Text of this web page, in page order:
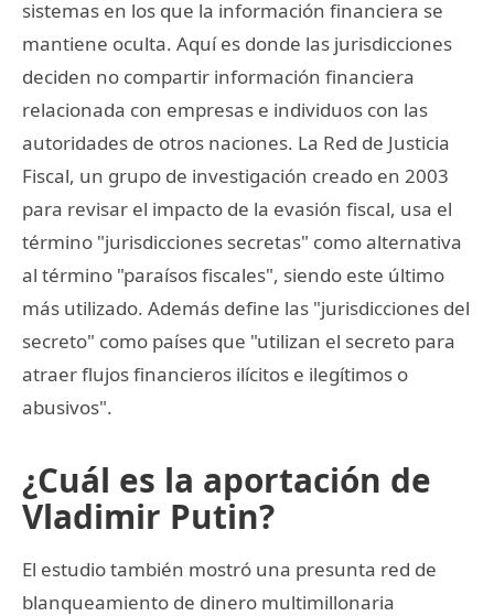
sistemas en los que la información financiera se
mantiene oculta. Aquí es donde las jurisdicciones
deciden no compartir información financiera
relacionada con empresas e individuos con las
autoridades de otros naciones. La Red de Justicia
Fiscal, un grupo de investigación creado en 2003
para revisar el impacto de la evasión fiscal, usa el
término "jurisdicciones secretas" como alternativa
al término "paraísos fiscales", siendo este último
más utilizado. Además define las "jurisdicciones del
secreto" como países que "utilizan el secreto para
atraer flujos financieros ilícitos e ilegítimos o
abusivos".
¿Cuál es la aportación de
Vladimir Putin?
El estudio también mostró una presunta red de
blanqueamiento de dinero multimillonaria